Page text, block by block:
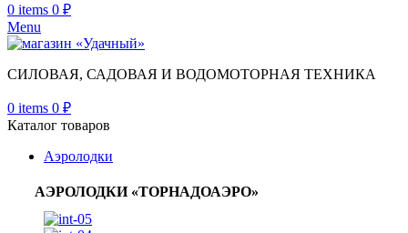
0 items 0 ₽
Menu
СИЛОВАЯ, САДОВАЯ И ВОДОМОТОРНАЯ ТЕХНИКА
0 items 0 ₽
Каталог товаров
Аэролодки
АЭРОЛОДКИ «ТОРНАДОАЭРО»